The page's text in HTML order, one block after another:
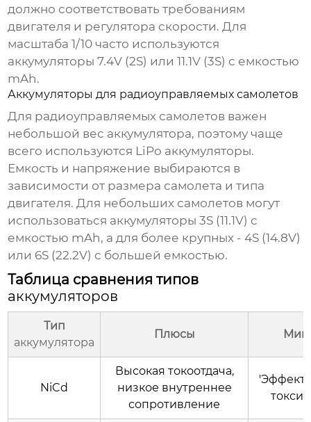
должно соответствовать требованиям
двигателя и регулятора скорости. Для
масштаба 1/10 часто используются
аккумуляторы 7.4V (2S) или 11.1V (3S) с емкостью
mAh.
Аккумуляторы для радиоуправляемых самолетов
Для радиоуправляемых самолетов важен
небольшой вес аккумулятора, поэтому чаще
всего используются LiPo аккумуляторы.
Емкость и напряжение выбираются в
зависимости от размера самолета и типа
двигателя. Для небольших самолетов могут
использоваться аккумуляторы 3S (11.1V) с
емкостью mAh, а для более крупных - 4S (14.8V)
или 6S (22.2V) с большей емкостью.
Таблица сравнения типов
аккумуляторов
Тип
аккумулятора
Плюсы
NiCd
Высокая токоотдача,
низкое внутреннее
сопротивление
'Эффект